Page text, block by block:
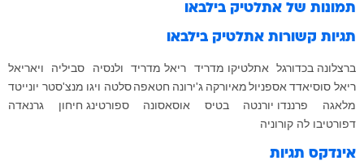
תמונות של אתלטיק בילבאו
תגיות קשורות אתלטיק בילבאו
ברצלונה בכדורגל אתלטיקו מדריד ריאל מדריד ולנסיה סביליה
ויאריאל
ריאל סוסיאדד אספניול מאיורקה ג'ירונה חטאפה סלטה ויגו מנצ'סטר יונייטד
מלאגה
פרננדו יורנטה בטיס אוסאסונה ספורטינג חיחון
גרנאדה
דפורטיבו לה קורוניה
אינדקס תגיות